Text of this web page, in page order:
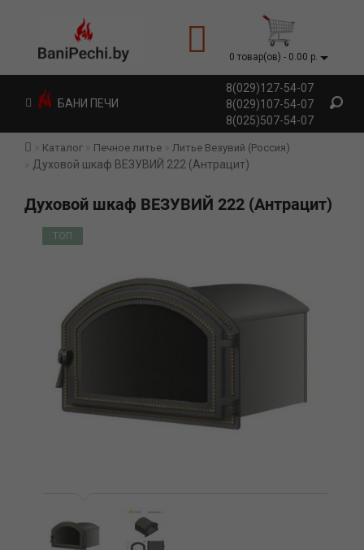
0 товар(ов) - 0.00 р.
8(029)127-54-07
8(029)107-54-07
8(025)507-54-07
БАНИ ПЕЧИ
Каталог Печное литье Литье Везувий (Россия)
Духовой шкаф ВЕЗУВИЙ 222 (Антрацит)
Духовой шкаф ВЕЗУВИЙ 222 (Антрацит)
ТОП